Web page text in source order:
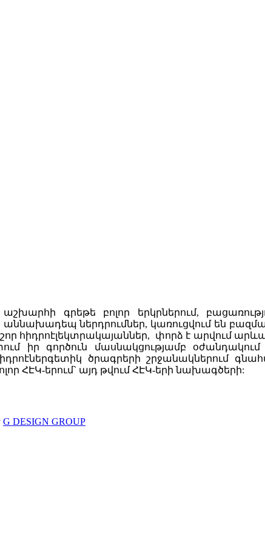
գրեթե բոլոր երկրներում,
աննախադեպ ներդրումներ, կառուցվում են
հիդրոէլեկտրակայաններ, փորձ է արվում
իր գործուն մասնակցությամբ
ծրագրերի շրջանակներում
ՀԷԿ-երում` այդ թվում ՀԷԿ-երի նախագծերի:
G DESIGN GROUP